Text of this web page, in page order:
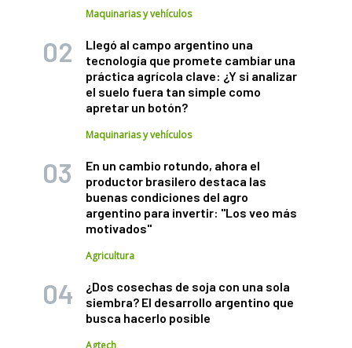
Maquinarias y vehículos
Llegó al campo argentino una
tecnología que promete cambiar una
práctica agrícola clave: ¿Y si analizar
el suelo fuera tan simple como
apretar un botón?
Maquinarias y vehículos
En un cambio rotundo, ahora el
productor brasilero destaca las
buenas condiciones del agro
argentino para invertir: "Los veo más
motivados"
Agricultura
¿Dos cosechas de soja con una sola
siembra? El desarrollo argentino que
busca hacerlo posible
Agtech